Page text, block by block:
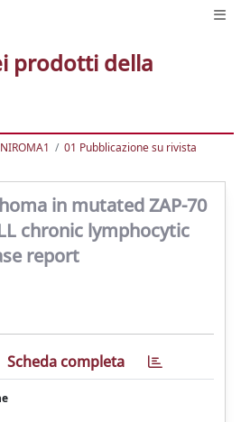
prodotti della
01 Pubblicazione su rivista
in mutated ZAP-70
chronic lymphocytic
report
Scheda completa